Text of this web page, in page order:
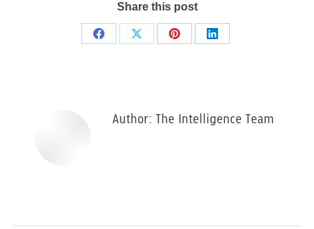
Share this post
Share
Share
Share
Share
Author: The Intelligence Team